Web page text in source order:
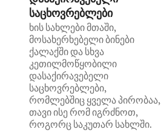
საცხოვრებლები
ხის სახლები მთაში,
მოსახერხებელი ბინები
ქალაქში და სხვა
კეთილმოწყობილი
დასაქირავებელი
საცხოვრებლები,
რომლებშიც ყველა პირობაა,
თავი ისე რომ იგრძნოთ,
როგორც საკუთარ სახლში.